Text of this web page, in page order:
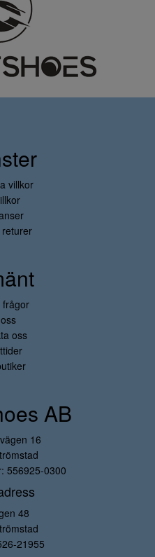
villkor
returer
frågor
oss
AB
16
556925-0300
48
21955